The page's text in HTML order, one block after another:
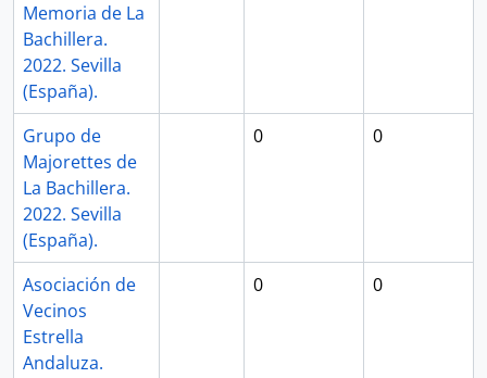
Memoria de La
Bachillera.
2022. Sevilla
(España).
Grupo de
Majorettes de
La Bachillera.
2022. Sevilla
(España).
0 0
Asociación de
Vecinos
Estrella
Andaluza.
0 0